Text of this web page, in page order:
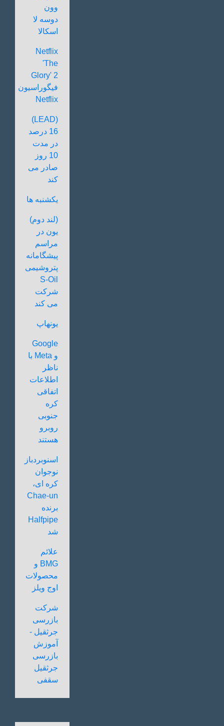
وون
دوسه لا
اسکالا
Netflix
'The
Glory' 2
فیگوراسیون
Netflix
(LEAD)
16 درصد
در مدت
10 روز
صادر می
کند
یکشنبه ها
(لند دوم)
یون در
مراسم
پیشگامانه
پتروشیمی
S-Oil
شرکت
می کند
یونهاپ
Google
و Meta با
ناظر
اطلاعات
اتفاقی
کره
جنوبی
روبرو
هستند
اسنوبردباز
نوجوان
کره ای،
Chae-un
برنده
Halfpipe
شد
علائم
BMG و
محصولات
اوج ویلز
شرکت
بازرسی
جرثقیل -
آموزش
بازرسی
جرثقیل
سقفی